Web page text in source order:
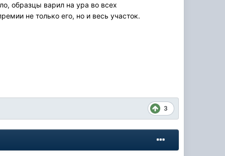
образцы варил на ура во всех
не только его, но и весь участок.
3